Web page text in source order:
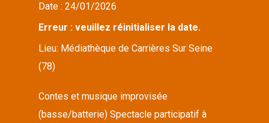
Date :24/01/2026
Erreur : veuillez réinitialiser la date.
Lieu: Médiathèque de Carrières Sur Seine
(78)
Contes et musique improvisée
(basse/batterie) Spectacle participatif à